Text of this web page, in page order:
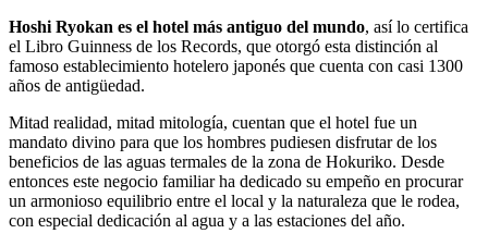
Hoshi Ryokan es el hotel más antiguo del mundo, así lo certifica
el Libro Guinness de los Records, que otorgó esta distinción al
famoso establecimiento hotelero japonés que cuenta con casi 1300
años de antigüedad.
Mitad realidad, mitad mitología, cuentan que el hotel fue un
mandato divino para que los hombres pudiesen disfrutar de los
beneficios de las aguas termales de la zona de Hokuriko. Desde
entonces este negocio familiar ha dedicado su empeño en procurar
un armonioso equilibrio entre el local y la naturaleza que le rodea,
con especial dedicación al agua y a las estaciones del año.